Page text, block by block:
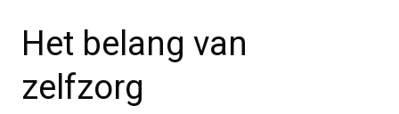
Het belang van
zelfzorg